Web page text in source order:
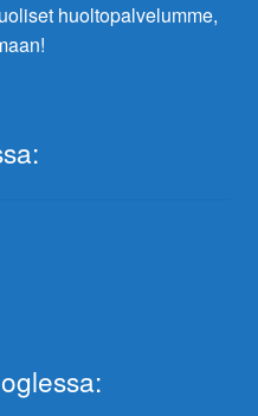
huoltopalvelumme,